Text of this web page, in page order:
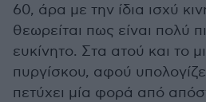
60, άρα με την ίδια ισχύ
θεωρείται πως είναι πολύ
ευκίνητο. Στα ατού και το
πυργίσκου, αφού
πετύχει μία φορά από